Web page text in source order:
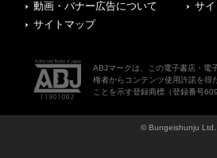
動画・バナー広告について
サ
サイトマップ
ABJマークは、この電子書店・電
権者からコンテンツ使用許諾を得
ことを示す登録商標（登録番号
© Bungeishunju Ltd.